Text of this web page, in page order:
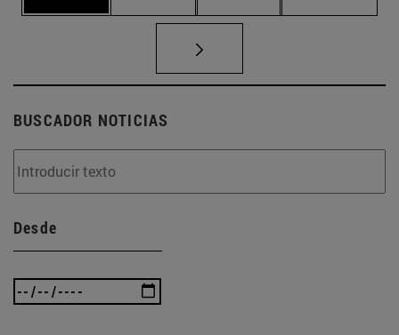
BUSCADOR NOTICIAS
Desde